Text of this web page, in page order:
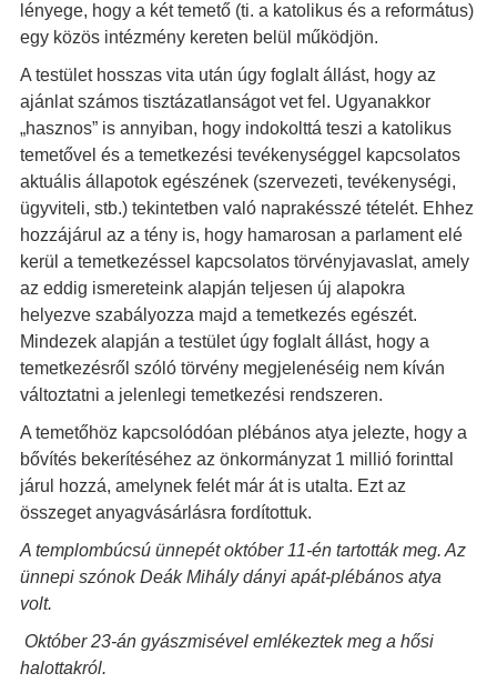
lényege, hogy a két temető (ti. a katolikus és a református)
egy közös intézmény kereten belül működjön.
A testület hosszas vita után úgy foglalt állást, hogy az
ajánlat számos tisztázatlanságot vet fel. Ugyanakkor
„hasznos” is annyiban, hogy indokolttá teszi a katolikus
temetővel és a temetkezési tevékenységgel kapcsolatos
aktuális állapotok egészének (szervezeti, tevékenységi,
ügyviteli, stb.) tekintetben való naprakésszé tételét. Ehhez
hozzájárul az a tény is, hogy hamarosan a parlament elé
kerül a temetkezéssel kapcsolatos törvényjavaslat, amely
az eddig ismereteink alapján teljesen új alapokra
helyezve szabályozza majd a temetkezés egészét.
Mindezek alapján a testület úgy foglalt állást, hogy a
temetkezésről szóló törvény megjelenéséig nem kíván
változtatni a jelenlegi temetkezési rendszeren.
A temetőhöz kapcsolódóan plébános atya jelezte, hogy a
bővítés bekerítéséhez az önkormányzat 1 millió forinttal
járul hozzá, amelynek felét már át is utalta. Ezt az
összeget anyagvásárlásra fordítottuk.
A templombúcsú ünnepét október 11-én tartották meg. Az
ünnepi szónok Deák Mihály dányi apát-plébános atya
volt.
Október 23-án gyászmisével emlékeztek meg a hősi
halottakról.